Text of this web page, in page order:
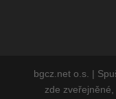
názory, zde
názory